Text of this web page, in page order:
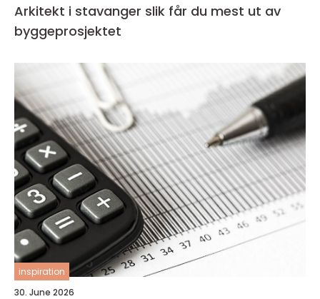
Arkitekt i stavanger slik får du mest ut av
byggeprosjektet
inspiration
30. June 2026